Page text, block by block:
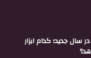
سال جدید؛ کدام ابزار